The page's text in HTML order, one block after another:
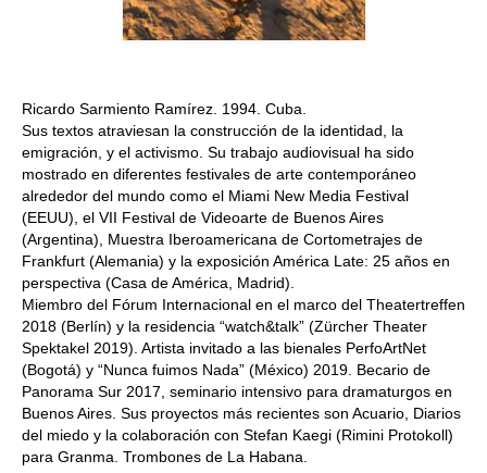
Ricardo Sarmiento Ramírez. 1994. Cuba.
Sus textos atraviesan la construcción de la identidad, la
emigración, y el activismo. Su trabajo audiovisual ha sido
mostrado en diferentes festivales de arte contemporáneo
alrededor del mundo como el Miami New Media Festival
(EEUU), el VII Festival de Videoarte de Buenos Aires
(Argentina), Muestra Iberoamericana de Cortometrajes de
Frankfurt (Alemania) y la exposición América Late: 25 años en
perspectiva (Casa de América, Madrid).
Miembro del Fórum Internacional en el marco del Theatertreffen
2018 (Berlín) y la residencia “watch&talk” (Zürcher Theater
Spektakel 2019). Artista invitado a las bienales PerfoArtNet
(Bogotá) y “Nunca fuimos Nada” (México) 2019. Becario de
Panorama Sur 2017, seminario intensivo para dramaturgos en
Buenos Aires. Sus proyectos más recientes son Acuario, Diarios
del miedo y la colaboración con Stefan Kaegi (Rimini Protokoll)
para Granma. Trombones de La Habana.